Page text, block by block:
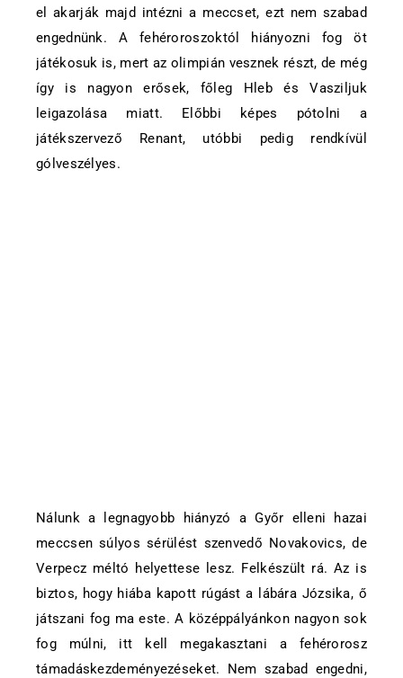
el akarják majd intézni a meccset, ezt nem szabad
engednünk. A fehéroroszoktól hiányozni fog öt
játékosuk is, mert az olimpián vesznek részt, de még
így is nagyon erősek, főleg Hleb és Vasziljuk
leigazolása miatt. Előbbi képes pótolni a
játékszervező Renant, utóbbi pedig rendkívül
gólveszélyes.
Nálunk a legnagyobb hiányzó a Győr elleni hazai
meccsen súlyos sérülést szenvedő Novakovics, de
Verpecz méltó helyettese lesz. Felkészült rá. Az is
biztos, hogy hiába kapott rúgást a lábára Józsika, ő
játszani fog ma este. A középpályánkon nagyon sok
fog múlni, itt kell megakasztani a fehérorosz
támadáskezdeményezéseket. Nem szabad engedni,